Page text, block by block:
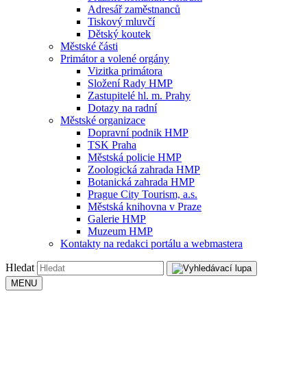
Adresář zaměstnanců
Tiskový mluvčí
Dětský koutek
Městské části
Primátor a volené orgány
Vizitka primátora
Složení Rady HMP
Zastupitelé hl. m. Prahy
Dotazy na radní
Městské organizace
Dopravní podnik HMP
TSK Praha
Městská policie HMP
Zoologická zahrada HMP
Botanická zahrada HMP
Prague City Tourism, a.s.
Městská knihovna v Praze
Galerie HMP
Muzeum HMP
Kontakty na redakci portálu a webmastera
Hledat
MENU